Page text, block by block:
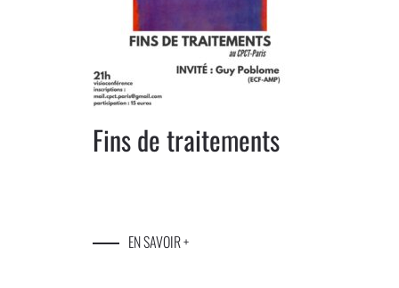
Fins de traitements
EN SAVOIR +